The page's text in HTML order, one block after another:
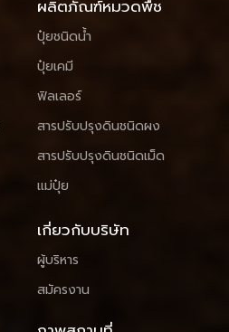
ผลิตภัณฑ์หมวดพืช
ปุ๋ยชนิดน้ำ
ปุ๋ยเคมี
ฟิลเลอร์
สารปรับปรุงดินชนิดผง
สารปรับปรุงดินชนิดเม็ด
แม่ปุ๋ย
เกี่ยวกับบริษัท
ผู้บริหาร
สมัครงาน